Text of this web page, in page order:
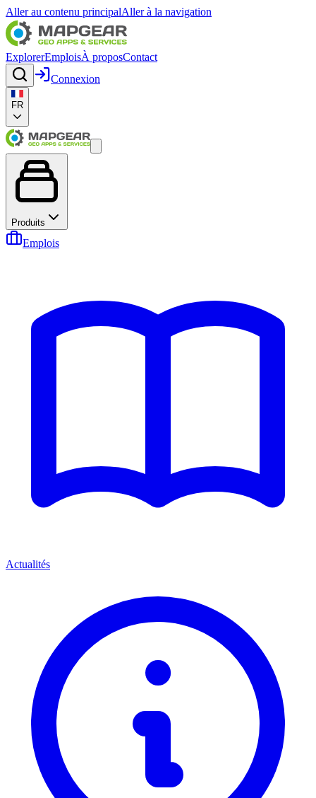
Aller au contenu principalAller à la navigation
ExplorerEmploisÀ proposContact
Connexion
FR
Produits
Emplois
Actualités